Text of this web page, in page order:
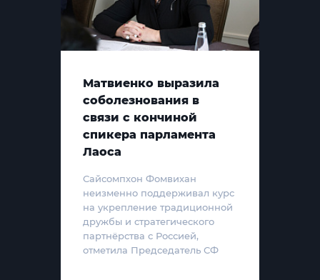
Матвиенко выразила
соболезнования в
связи с кончиной
спикера парламента
Лаоса
Сайсомпхон Фомвихан
неизменно поддерживал курс
на укрепление традиционной
дружбы и стратегического
партнёрства с Россией,
отметила Председатель СФ